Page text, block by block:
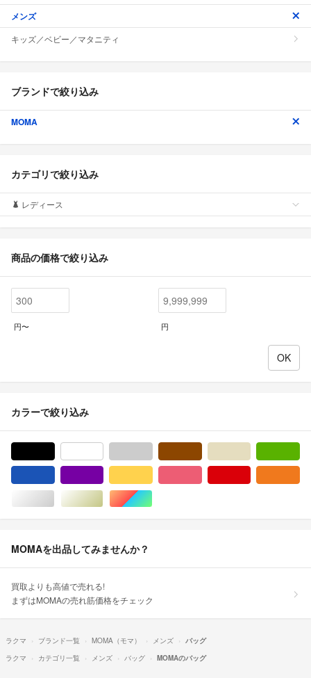
メンズ
キッズ／ベビー／マタニティ
ブランドで絞り込み
MOMA
カテゴリで絞り込み
レディース
商品の価格で絞り込み
円〜 円
カラーで絞り込み
シルバー/銀色系ゴールド/金色系マルチカラー
MOMAを出品してみませんか？
買取よりも高値で売れる!
まずはMOMAの売れ筋価格をチェック
ラクマ ブランド一覧 MOMA（モマ） メンズ
バッグ
ラクマ
カテゴリ一覧 メンズ バッグ MOMAのバッグ